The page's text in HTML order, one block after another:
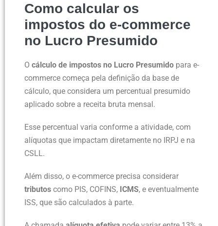
Como calcular os
impostos do e-commerce
no Lucro Presumido
O cálculo de impostos no Lucro Presumido para e-
commerce começa pela definição da base de
cálculo, que considera um percentual presumido
aplicado sobre a receita bruta mensal.
Esse percentual varia conforme a atividade, com
alíquotas que impactam diretamente no IRPJ e na
CSLL.
Além disso, o e-commerce precisa considerar
tributos como PIS, COFINS, ICMS, e eventualmente
ISS, que são calculados à parte.